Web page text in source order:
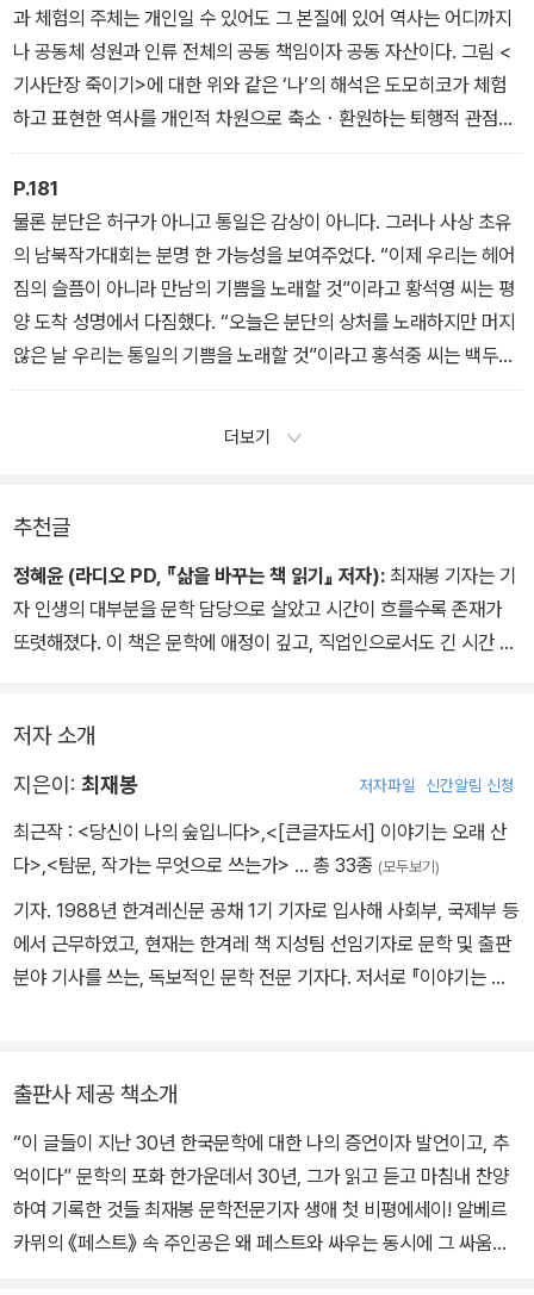
과 체험의 주체는 개인일 수 있어도 그 본질에 있어 역사는 어디까지
나 공동체 성원과 인류 전체의 공동 책임이자 공동 자산이다. 그림 <
기사단장 죽이기>에 대한 위와 같은 ‘나’의 해석은 도모히코가 체험
하고 표현한 역사를 개인적 차원으로 축소・환원하는 퇴행적 관점이
라 할 수 있다. 일본 우익의 반발을 샀다는 난징학살과 관련해서도, 소
설에서 부각되는 것이 ‘가해자’인 쓰구히코 개인이 겪은 트라우마일
뿐 피해자인 중국 인민의 고통, 그리고 이 사건이 지니는 인류사적 의
미와 맥락에 대해서는 그에 합당한 비중이 할애되지 않는다는 사실이
이와 무관하지 않을 것이다. 그런 점에서 일본 우익의 하루키 비판은
아무래도 번지수를 잘못 짚은 것이 아닐까.
P.181
물론 분단은 허구가 아니고 통일은 감상이 아니다. 그러나 사상 초유
의 남북작가대회는 분명 한 가능성을 보여주었다. “이제 우리는 헤어
짐의 슬픔이 아니라 만남의 기쁨을 노래할 것”이라고 황석영 씨는 평
양 도착 성명에서 다짐했다. “오늘은 분단의 상처를 노래하지만 머지
않은 날 우리는 통일의 기쁨을 노래할 것”이라고 홍석중 씨는 백두산
정 연설에서 예고했다. 남과 북을 대표하는 두 소설가는 공동 창작을
더보기
추천글
정혜윤 (라디오 PD, 『삶을 바꾸는 책 읽기』 저자): 최재봉 기자는 기
자 인생의 대부분을 문학 담당으로 살았고 시간이 흐를수록 존재가
또렷해졌다. 이 책은 문학에 애정이 깊고, 직업인으로서도 긴 시간 성
적이고 일상적인 관심사다. 우리는 손을 자주 씻고 비타민을 챙겨 먹
고 건강검진을 받고 운동을 하면서 가능하면 오래 살려고 노력한다.
기 속에서 우리는 무엇인가를 붙잡고 씨름하고 자신 외에 다른 많은
것과 이런저런 관계를 맺으려 애쓴다. 끝없는 이야기 속에는 우리 몫
의 이야기도 있을 것이다. 이야기가 오래 사는 이유는 우리가 살기 위
해서 이야기를 필요로 하는 존재이기 때문이다. 어떤 이야기에 거듭
거듭 생명을 불어넣기 때문이다. 이 책에 실린 많은 작가들은 자신이
저자 소개
지은이: 최재봉 저자파일 신간알림 신청
최근작 : <당신이 나의 숲입니다> <[큰글자도서] 이야기는 오래 산
다> <탐문, 작가는 무엇으로 쓰는가> … 총 33종 (모두보기)
기자. 1988년 한겨레신문 공채 1기 기자로 입사해 사회부, 국제부 등
에서 근무하였고, 현재는 한겨레 책 지성팀 선임기자로 문학 및 출판
분야 기사를 쓰는, 독보적인 문학 전문 기자다. 저서로 『이야기는 오
출판사 제공 책소개
“이 글들이 지난 30년 한국문학에 대한 나의 증언이자 발언이고, 추
억이다” 문학의 포화 한가운데서 30년, 그가 읽고 듣고 마침내 찬양
하여 기록한 것들 최재봉 문학전문기자 생애 첫 비평에세이! 알베르
카뮈의 《페스트》 속 주인공은 왜 페스트와 싸우는 동시에 그 싸움의